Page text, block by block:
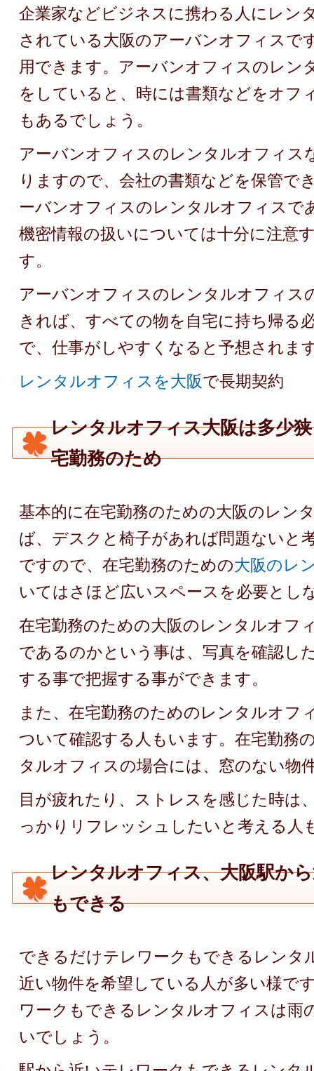
企業家などビジネスに携わる人にレン
されている大阪のアーバンオフィスで
用できます。アーバンオフィスのレン
をしていると、時には書類などをオフ
もあるでしょう。
アーバンオフィスのレンタルオフィス
りますので、会社の書類などを保管で
ーバンオフィスのレンタルオフィスで
機密情報の扱いについては十分に注意
す。
アーバンオフィスのレンタルオフィス
きれば、すべての物を自宅に持ち帰る
で、仕事がしやすくなると予想されま
レンタルオフィスを大阪で長期契約
レンタルオフィス大阪は多少
宅勤務のため
基本的に在宅勤務のための大阪のレン
ば、デスクと椅子があれば問題ないと
ですので、在宅勤務のための大阪のレ
いてはさほど広いスペースを必要とし
在宅勤務のための大阪のレンタルオフ
であるのかという事は、写真を確認し
する事で把握する事ができます。
また、在宅勤務のためのレンタルオフ
ついて確認する人もいます。在宅勤務
タルオフィスの場合には、窓のない物
目が疲れたり、ストレスを感じた時は
っかりリフレッシュしたいと考える人
レンタルオフィス、大阪駅か
もできる
できるだけテレワークもできるレンタ
近い物件を希望している人が多い様で
ワークもできるレンタルオフィスは雨
いでしょう。